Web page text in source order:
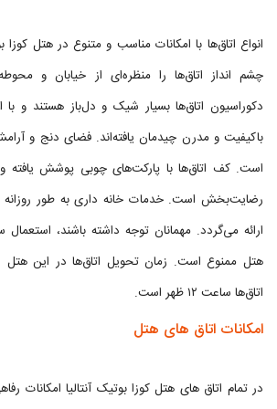
انواع اتاق‌ها با امکانات مناسب و متنوع در هتل کوزا
چشم انداز اتاق‌ها را منظره‌ای از خیابان و
دکوراسیون اتاق‌ها بسیار شیک و دل‌باز هستند و با
باکیفیت و مدرن چیدمان یافته‌اند. فضای دنج و
است. کف اتاق‌ها با پارکت‌های چوبی پوشش یافته
رضایت‌بخش است. خدمات خانه داری به طور روزانه و
ارائه می‌گردد. مهمانان توجه داشته باشند، استعمال
اتاق‌ها ساعت ۱۲ ظهر است.
امکانات اتاق های هتل
در تمام اتاق های هتل کوزا بوتیک آنتالیا امکانات